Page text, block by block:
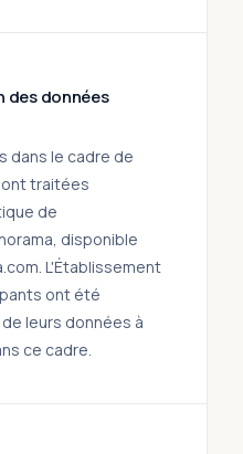
des données
dans le cadre de
traitées
de
disponible
L'Établissement
ont été
leurs données à
ce cadre.